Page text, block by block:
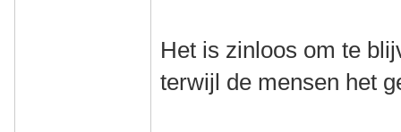
Het is zinloos om te
terwijl de mensen het